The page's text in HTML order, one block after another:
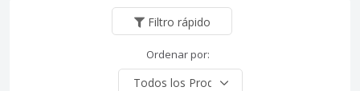
Filtro rápido
Ordenar por: